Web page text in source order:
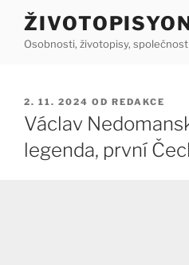
Přejít
obsahuOsobnosti, životopisy, společnost
PUBLIKOVÁNO
2. 11. 2024 OD REDAKCE
Václav
legenda, první